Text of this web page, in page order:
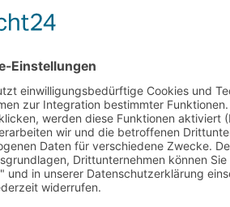
ersichtlichen oder sich sonst aus den
anderes vereinbart ist, ist
sind Gesamtpreise und beinhalten
es sei denn, wir bieten
jeweiligen Angebot ausgewiesen.
Versandkosten anfallen, sofern
nochmals deutlich mitgeteilt.